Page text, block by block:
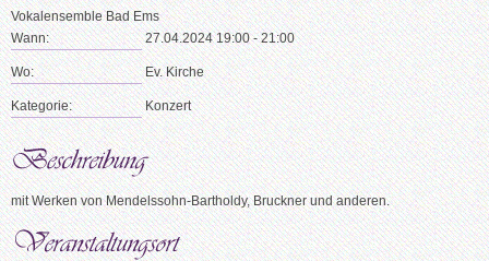
Vokalensemble Bad Ems
Wann:
27.04.2024 19:00 - 21:00
Wo: Ev. Kirche
Kategorie: Konzert
mit Werken von Mendelssohn-Bartholdy, Bruckner und anderen.